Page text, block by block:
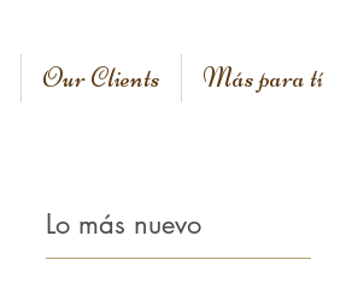
Our Clients Más para tí
Lo más nuevo